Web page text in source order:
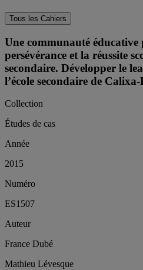
Tous les Cahiers
Une communauté
persévérance et la réussite
secondaire. Développer le
l’école secondaire de
Collection
Études de cas
Année
2015
Numéro
ES1507
Auteur
France Dubé
Mathieu Lévesque